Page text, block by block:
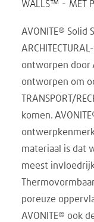
WALLS™ - MET
AVONITE® Solid
ontworpen door
ontworpen om
TRANSPORT/
komen.
materiaal is dat
meest
poreuze
AVONITE® ook